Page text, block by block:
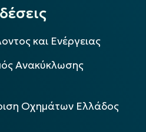
και Ενέργειας
Ανακύκλωσης
Οχημάτων Ελλάδος